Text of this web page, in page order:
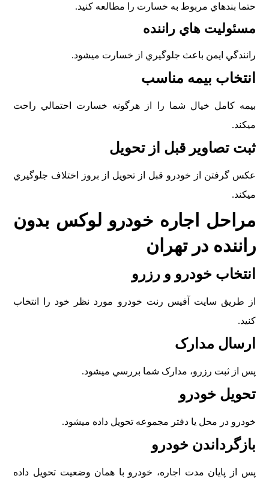
حتما بندهاي مربوط به خسارت را مطالعه کنيد.
مسئوليت هاي راننده
رانندگي ايمن باعث جلوگيري از خسارت ميشود.
انتخاب بيمه مناسب
بيمه کامل خيال شما را از هرگونه خسارت احتمالي راحت
ميکند.
ثبت تصاوير قبل از تحويل
عکس گرفتن از خودرو قبل از تحويل از بروز اختلاف جلوگيري
ميکند.
مراحل اجاره خودرو لوکس بدون
راننده در تهران
انتخاب خودرو و رزرو
از طريق سايت آفيس رنت خودرو مورد نظر خود را انتخاب
کنيد.
ارسال مدارک
پس از ثبت رزرو، مدارک شما بررسي ميشود.
تحويل خودرو
خودرو در محل يا دفتر مجموعه تحويل داده ميشود.
بازگرداندن خودرو
پس از پايان مدت اجاره، خودرو با همان وضعيت تحويل داده